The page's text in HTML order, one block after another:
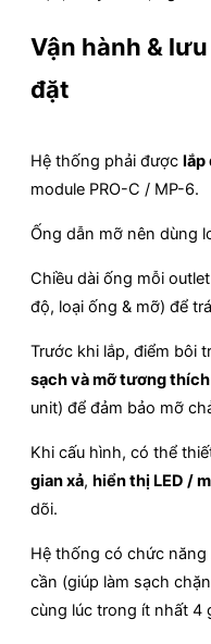
Vận hành &
đặt
Hệ thống phải được lắp
module PRO-C / MP-6.
Ống dẫn mỡ nên dùng
Chiều dài ống mỗi outlet
độ, loại ống & mỡ) để
Trước khi lắp, điểm bôi
sạch và mỡ tương thích
unit) để đảm bảo mỡ
Khi cấu hình, có thể
gian xả, hiển thị LED /
dõi.
Hệ thống có chức năng
cần (giúp làm sạch
cùng lúc trong ít nhất 4